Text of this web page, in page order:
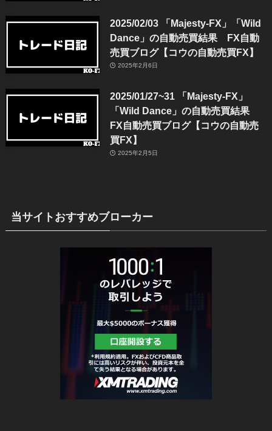
2025/02/03 「Majesty-FX」「Wild
Dance」の自動売買結果 FX自動
売買ブログ【コウの自動売買FX】
2025年2月6日
2025/01/27~31 「Majesty-FX」
「Wild Dance」の自動売買結果
FX自動売買ブログ【コウの自動売
買FX】
2025年2月5日
当サイトおすすめブローカー